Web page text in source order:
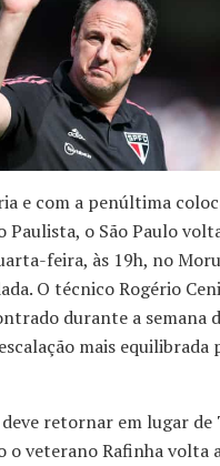
e com a penúltima
Paulista, o São Paulo
feira, às 19h, no
O técnico Rogério Ceni
durante a semana
mais equilibrada
retornar em lugar de
o veterano Rafinha volta